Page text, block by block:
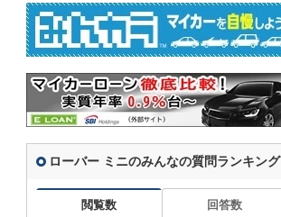
ローバー ミニのみんなの質問ランキング
閲覧数 回答数